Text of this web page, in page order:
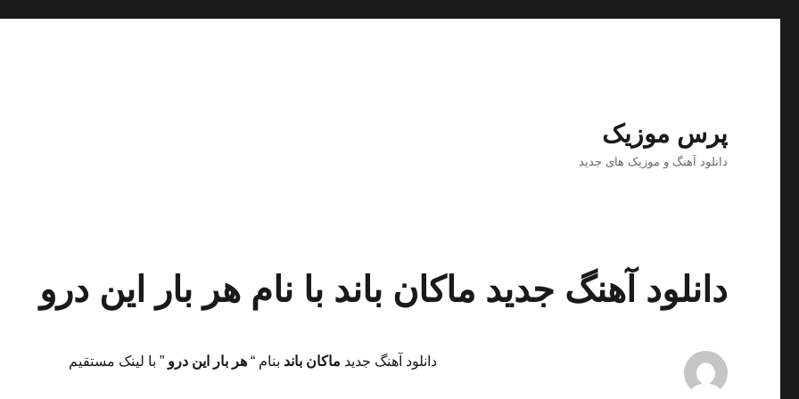
پرس موزیک
دانلود آهنگ و موزیک های جدید
دانلود آهنگ جدید ماکان باند با نام هر بار این درو
دانلود آهنگ جدید ماکان باند بنام “ هر بار این درو” با لینک مستقیم